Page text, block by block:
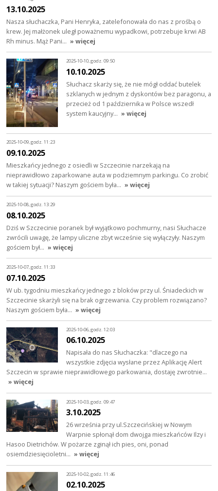
13.10.2025
Nasza słuchaczka, Pani Henryka, zatelefonowała do nas z prośbą o
krew. Jej małżonek uległ poważnemu wypadkowi, potrzebuje krwi AB
Rh minus. Mąż Pani… » więcej
2025-10-10, godz. 09:50
10.10.2025
Słuchacz skarży się, że nie mógł oddać butelek
szklanych w jednym z dyskontów bez paragonu, a
przecież od 1 października w Polsce wszedł
system kaucyjny… » więcej
2025-10-09, godz. 11:23
09.10.2025
Mieszkańcy jednego z osiedli w Szczecinie narzekają na
nieprawidłowo zaparkowane auta w podziemnym parkingu. Co zrobić
w takiej sytuacji? Naszym gościem była… » więcej
2025-10-08, godz. 13:29
08.10.2025
Dziś w Szczecinie poranek był wyjątkowo pochmurny, nasi Słuchacze
zwrócili uwagę, że lampy uliczne zbyt wcześnie się wyłączyły. Naszym
gościem był… » więcej
2025-10-07, godz. 11:33
07.10.2025
W ub. tygodniu mieszkańcy jednego z bloków przy ul. Śniadeckich w
Szczecinie skarżyli się na brak ogrzewania. Czy problem rozwiązano?
Naszym gościem była… » więcej
2025-10-06, godz. 12:03
06.10.2025
Napisała do nas Słuchaczka: "dlaczego na
wszystkie zdjęcia wysłane przez Aplikację Alert
Szczecin w sprawie nieprawidłowego parkowania, dostaję zwrotnie…
» więcej
2025-10-03, godz. 09:47
3.10.2025
26 września przy ul.Szczecińskiej w Nowym
Warpnie spłonął dom dwojga mieszkańców Ilzy i
Hasoo Dietrichów. W pożarze zginął ich pies, oni, ponad
osiemdziesięcioletni… » więcej
2025-10-02, godz. 11:46
02.10.2025